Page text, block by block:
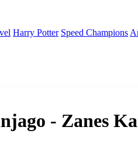
Harry Potter Speed Champions
- Zanes